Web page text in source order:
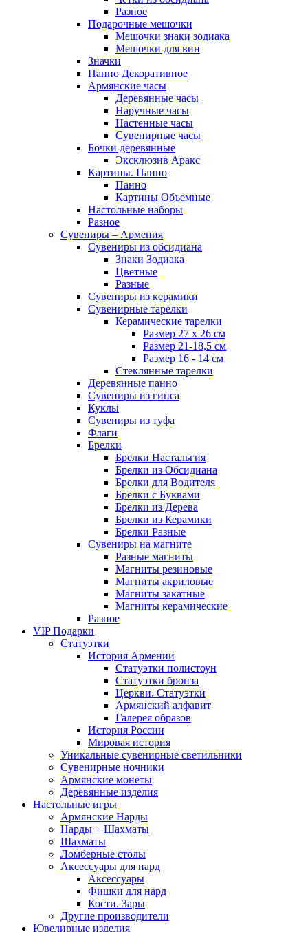
Разное
Подарочные мешочки
Мешочки знаки зодиака
Мешочки для вин
Значки
Панно Декоративное
Армянские часы
Деревянные часы
Наручные часы
Настенные часы
Сувенирные часы
Бочки деревянные
Эксклюзив Аракс
Картины. Панно
Панно
Картины Объемные
Настольные наборы
Разное
Сувениры – Армения
Сувениры из обсидиана
Знаки Зодиака
Цветные
Разные
Сувениры из керамики
Сувенирные тарелки
Керамические тарелки
Размер 27 х 26 см
Размер 21-18,5 см
Размер 16 - 14 см
Стеклянные тарелки
Деревянные панно
Сувениры из гипса
Куклы
Сувениры из туфа
Флаги
Брелки
Брелки Настальгия
Брелки из Обсидиана
Брелки для Водителя
Брелки с Буквами
Брелки из Дерева
Брелки из Керамики
Брелки Разные
Сувениры на магните
Разные магниты
Магниты резиновые
Магниты акриловые
Магниты закатные
Магниты керамические
Разное
VIP Подарки
Статуэтки
История Армении
Статуэтки полистоун
Статуэтки бронза
Церкви. Статуэтки
Армянский алфавит
Галерея образов
История России
Мировая история
Уникальные сувенирные светильники
Сувенирные ночники
Армянские монеты
Деревянные изделия
Настольные игры
Армянские Нарды
Нарды + Шахматы
Шахматы
Ломберные столы
Аксессуары для нард
Аксессуары
Фишки для нард
Кости. Зары
Другие производители
Ювелирные изделия